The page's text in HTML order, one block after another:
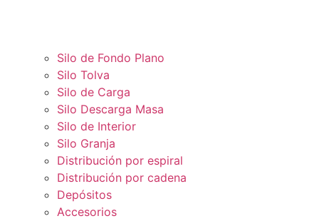
Silo de Fondo Plano
Silo Tolva
Silo de Carga
Silo Descarga Masa
Silo de Interior
Silo Granja
Distribución por espiral
Distribución por cadena
Depósitos
Accesorios